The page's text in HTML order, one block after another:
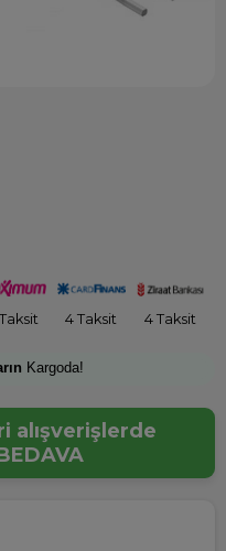
4 Taksit 4 Taksit
Kargoda!
alışverişlerde